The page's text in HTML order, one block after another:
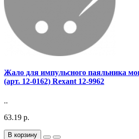
Жало для импульсного паяльника
(арт. 12-0162) Rexant 12-9962
..
63.19 р.
В корзину